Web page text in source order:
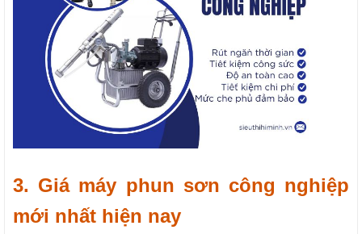
3. Giá máy phun sơn công nghiệp
mới nhất hiện nay